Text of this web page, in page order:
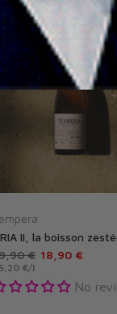
€ 18,90 €
€/l
No